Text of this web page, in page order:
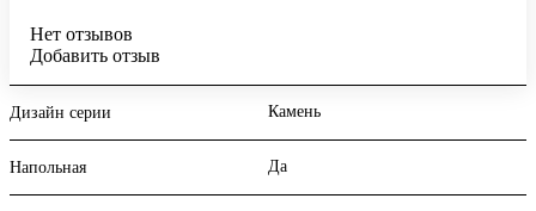
Нет отзывов
Добавить отзыв
Дизайн серии Камень
Напольная Да